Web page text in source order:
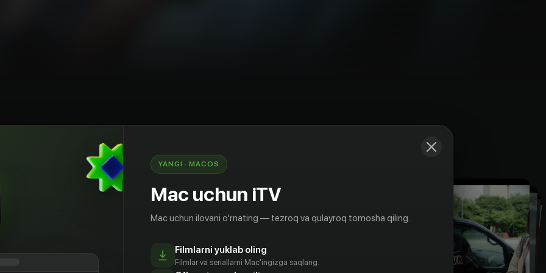
Janubiy Koreya
поступает в элитную старшую школу
начинает дружить красотка-
и влиятельной семьи.
YANGI · MACOS
Mac uchun iTV
Mac uchun ilovani o'rnating — tezroq va qulayroq tomosha qiling.
Filmlarni yuklab oling
Filmlar va seriallarni Mac'ingizga saqlang.